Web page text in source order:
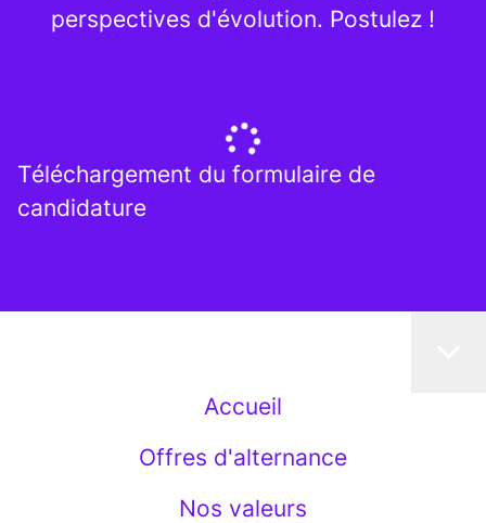
perspectives d'évolution. Postulez !
Téléchargement du formulaire de
candidature
Accueil
Offres d'alternance
Nos valeurs